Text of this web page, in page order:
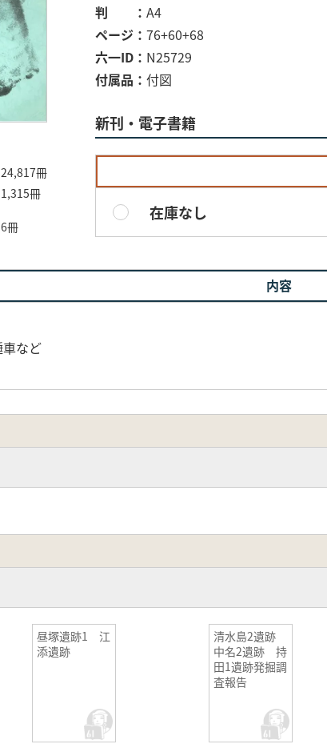
冊
冊
冊
判
A4
ページ
76+60+68
六一ID
N25729
付属品
付図
新刊・電子書籍
在庫なし
内容
など
昼塚遺跡1 江
添遺跡
清水島2遺跡
中名2遺跡 持
田1遺跡発掘調
査報告